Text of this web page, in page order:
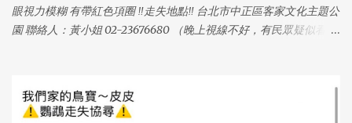
眼視力模糊 有帶紅色項圈 ‼️走失地點‼️ 台北市中正區客家文化主題公
園 聯絡人：黃小姐 02-23676680 （晚上視線不好，有民眾疑似看到